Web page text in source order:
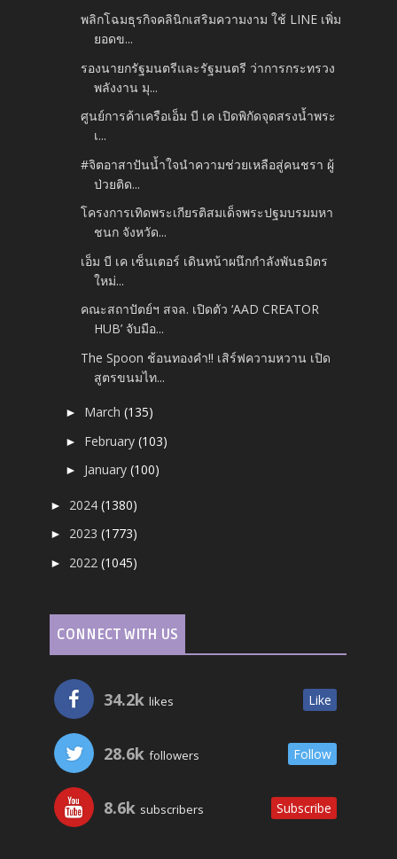
พลิกโฉมธุรกิจคลินิกเสริมความงาม ใช้ LINE เพิ่ม
ยอดข...
รองนายกรัฐมนตรีและรัฐมนตรี ว่าการกระทรวง
พลังงาน มุ...
ศูนย์การค้าเครือเอ็ม บี เค เปิดพิกัดจุดสรงน้ำพระ
เ...
#จิตอาสาปันน้ำใจนำความช่วยเหลือสู่คนชรา ผู้
ป่วยติด...
โครงการเทิดพระเกียรติสมเด็จพระปฐมบรมมหา
ชนก จังหวัด...
เอ็ม บี เค เซ็นเตอร์ เดินหน้าผนึกกำลังพันธมิตร
ใหม่...
คณะสถาปัตย์ฯ สจล. เปิดตัว ‘AAD CREATOR
HUB’ จับมือ...
The Spoon ช้อนทองคำ!! เสิร์ฟความหวาน เปิด
สูตรขนมไท...
► March(135)
► February(103)
► January(100)
► 2024(1380)
► 2023(1773)
► 2022(1045)
CONNECT WITH US
34.2k likes Like
28.6k followers Follow
8.6k subscribers Subscribe